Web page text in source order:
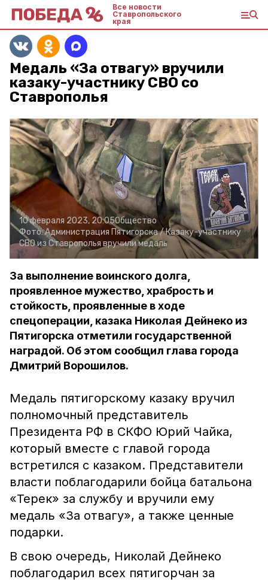
Все новости
Ставропольского
края
Медаль «За отвагу» вручили
казаку-участнику СВО со
Ставрополья
10 февраля 2023, 20:05Общество
Фото:Администрация Пятигорска /Казаку-участнику
СВО из Ставрополья вручили медаль
За выполнение воинского долга,
проявленное мужество, храбрость и
стойкость, проявленные в ходе
спецоперации, казака Николая Дейнеко из
Пятигорска отметили государственной
наградой. Об этом сообщил глава города
Дмитрий Ворошилов.
Медаль пятигорскому казаку вручил
полномочный представитель
Президента РФ в СКФО Юрий Чайка,
который вместе с главой города
встретился с казаком. Представители
власти поблагодарили бойца батальона
«Терек» за службу и вручили ему
медаль «За отвагу», а также ценные
подарки.
В свою очередь, Николай Дейнеко
поблагодарил всех пятигорчан за